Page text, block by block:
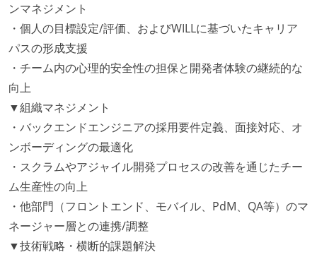
ンマネジメント
・個人の目標設定/評価、およびWILLに基づいたキャリア
パスの形成支援
・チーム内の心理的安全性の担保と開発者体験の継続的な
向上
▼組織マネジメント
・バックエンドエンジニアの採用要件定義、面接対応、オ
ンボーディングの最適化
・スクラムやアジャイル開発プロセスの改善を通じたチー
ム生産性の向上
・他部門（フロントエンド、モバイル、PdM、QA等）のマ
ネージャー層との連携/調整
▼技術戦略・横断的課題解決